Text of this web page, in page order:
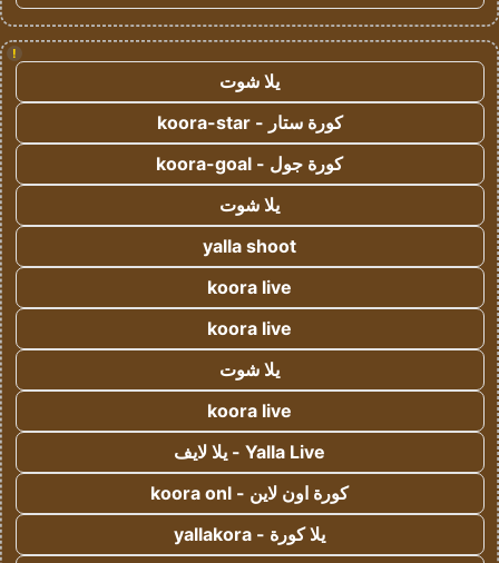
!
يلا شوت
كورة ستار - koora-star
كورة جول - koora-goal
يلا شوت
yalla shoot
koora live
koora live
يلا شوت
koora live
Yalla Live - يلا لايف
كورة اون لاين - koora onl
يلا كورة - yallakora